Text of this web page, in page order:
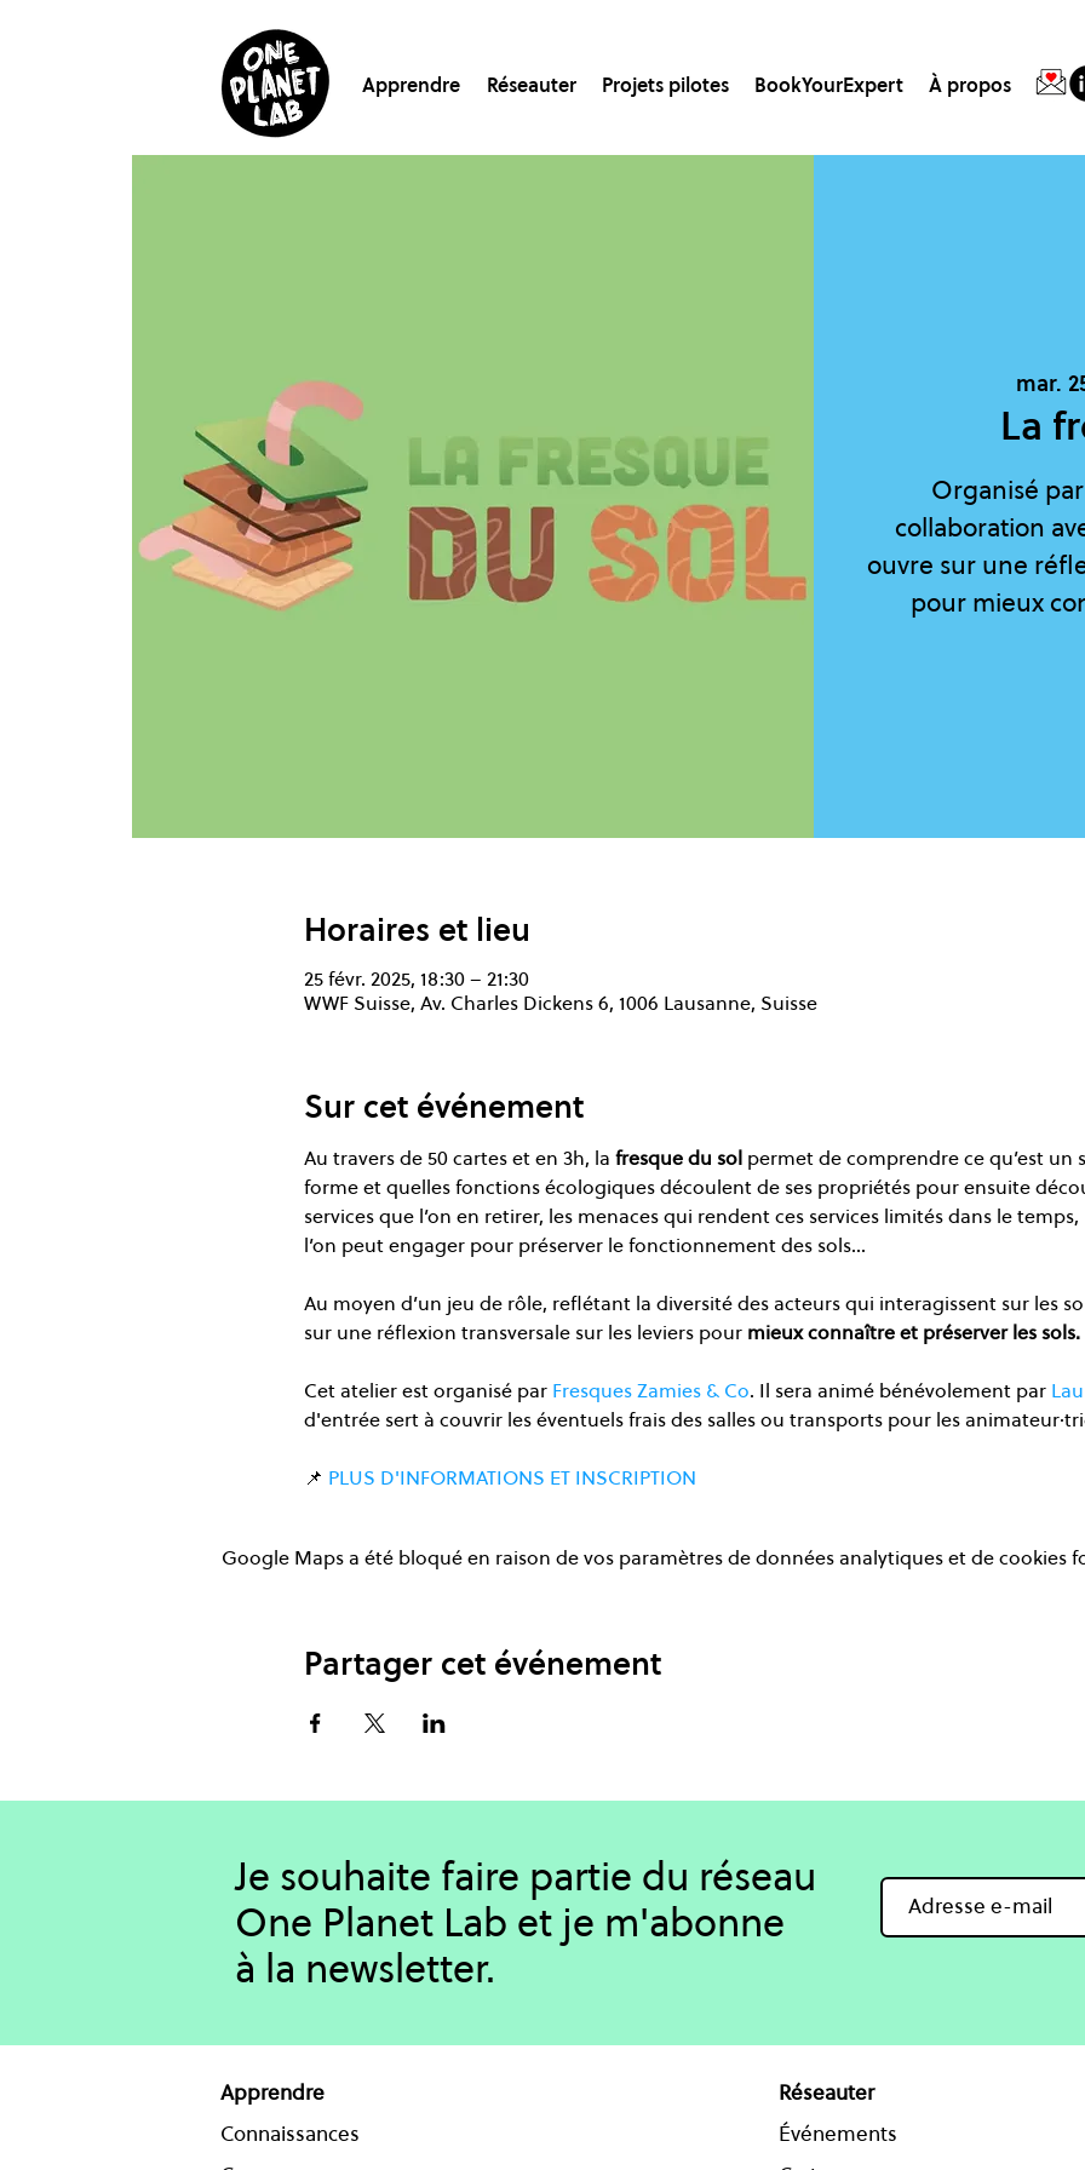
Apprendre Réseauter Projets pilotes BookYourExpert À propos
mar.
La
Organisé
collaboration
ouvre sur une
pour mieux
Horaires et lieu
25 févr. 2025, 18:30 – 21:30
WWF Suisse, Av. Charles Dickens 6, 1006 Lausanne, Suisse
Sur cet événement
Au travers de 50 cartes et en 3h, la fresque du sol permet de comprendre ce qu’est un
forme et quelles fonctions écologiques découlent de ses propriétés pour ensuite
services que l’on en retirer, les menaces qui rendent ces services limités dans le temps,
l’on peut engager pour préserver le fonctionnement des sols…
Au moyen d’un jeu de rôle, reflétant la diversité des acteurs qui interagissent sur les
sur une réflexion transversale sur les leviers pour mieux connaître et préserver les sols.
Cet atelier est organisé par Fresques Zamies & Co. Il sera animé bénévolement par
d'entrée sert à couvrir les éventuels frais des salles ou transports pour les
📌 PLUS D'INFORMATIONS ET INSCRIPTION
Google Maps a été bloqué en raison de vos paramètres de données analytiques et de cookies
Partager cet événement
Je souhaite faire partie du réseau
One Planet Lab et je m'abonne
à la newsletter.
Apprendre
Connaissances
Réseauter
Événements